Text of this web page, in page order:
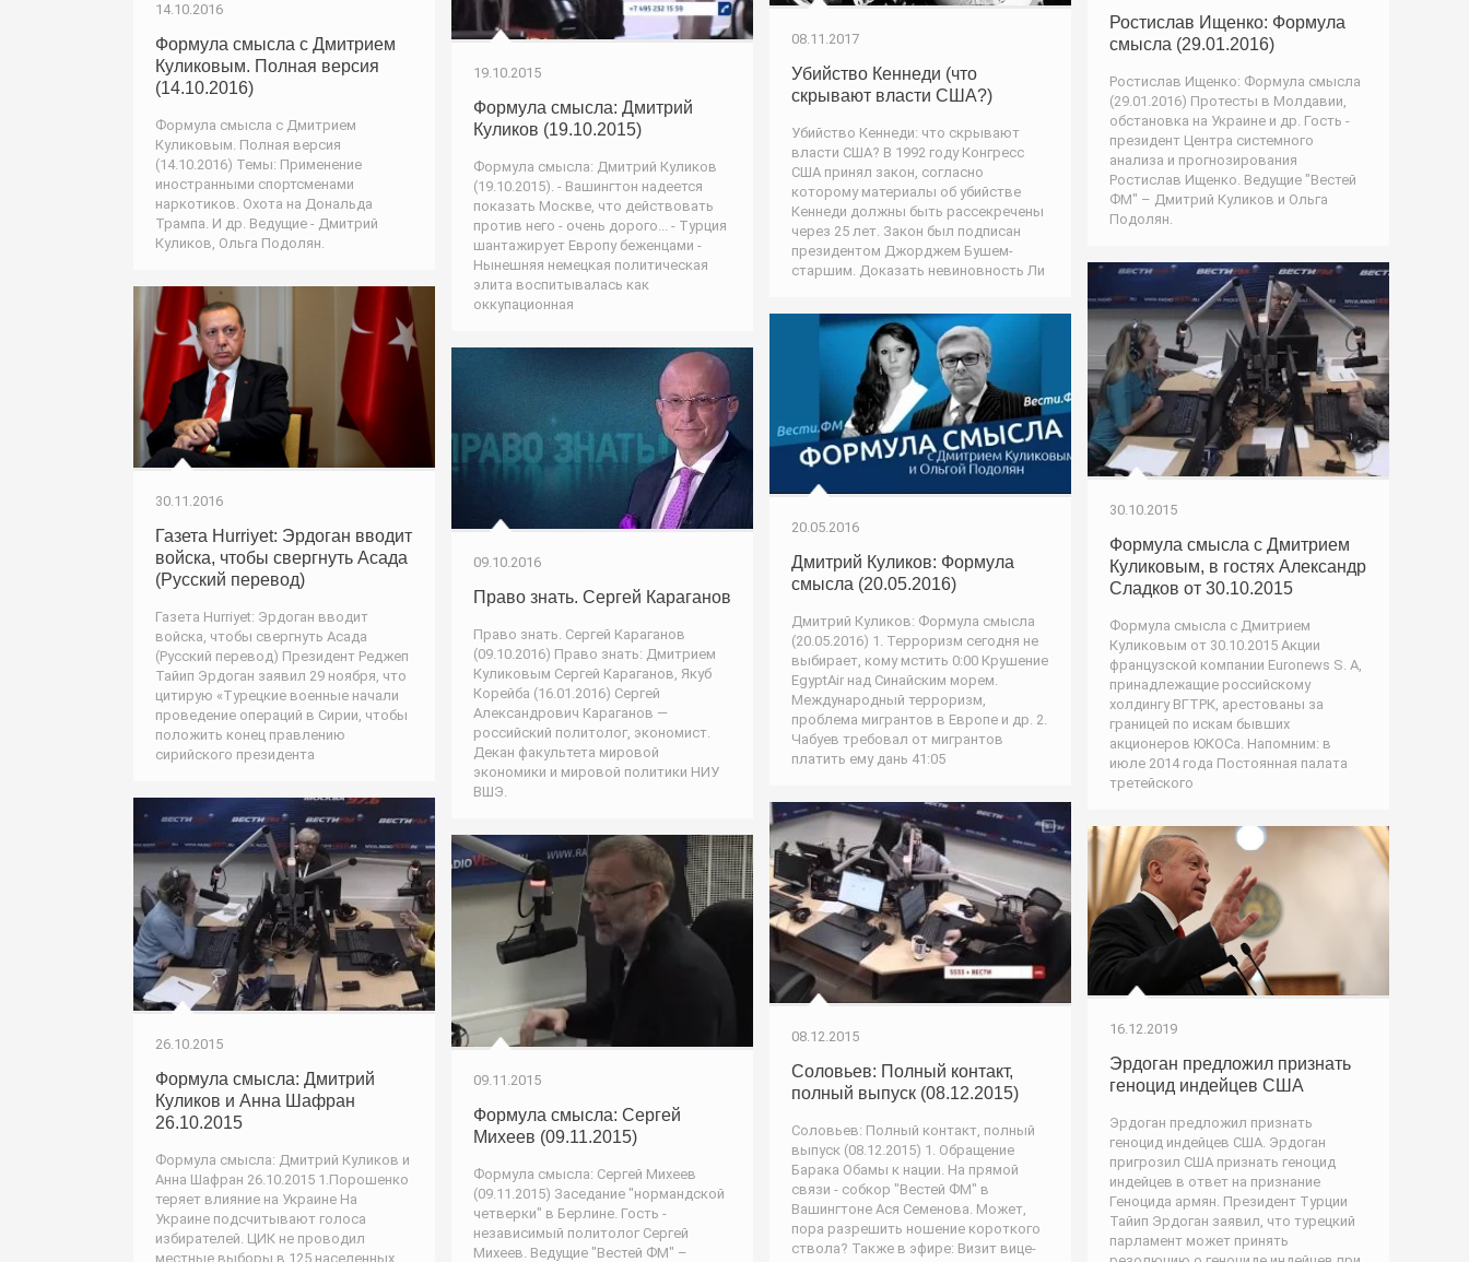
Ростислав Ищенко: Формула
смысла (29.01.2016)
Ростислав Ищенко: Формула смысла
(29.01.2016) Протесты в Молдавии,
обстановка на Украине и др. Гость -
президент Центра системного
анализа и прогнозирования
Ростислав Ищенко. Ведущие "Вестей
ФМ" – Дмитрий Куликов и Ольга
Подолян.
14.10.2016
Формула смысла с Дмитрием
Куликовым. Полная версия
(14.10.2016)
Формула смысла с Дмитрием
Куликовым. Полная версия
(14.10.2016) Темы: Применение
иностранными спортсменами
наркотиков. Охота на Дональда
Трампа. И др. Ведущие - Дмитрий
Куликов, Ольга Подолян.
19.10.2015
Формула смысла: Дмитрий
Куликов (19.10.2015)
Формула смысла: Дмитрий Куликов
(19.10.2015). - Вашингтон надеется
показать Москве, что действовать
против него - очень дорого... - Турция
шантажирует Европу беженцами -
Нынешняя немецкая политическая
элита воспитывалась как
оккупационная
08.11.2017
Убийство Кеннеди (что
скрывают власти США?)
Убийство Кеннеди: что скрывают
власти США? В 1992 году Конгресс
США принял закон, согласно
которому материалы об убийстве
Кеннеди должны быть рассекречены
через 25 лет. Закон был подписан
президентом Джорджем Бушем-
старшим. Доказать невиновность Ли
30.10.2015
Формула смысла с Дмитрием
Куликовым, в гостях Александр
Сладков от 30.10.2015
Формула смысла с Дмитрием
Куликовым от 30.10.2015 Акции
французской компании Euronews S. A,
принадлежащие российскому
холдингу ВГТРК, арестованы за
границей по искам бывших
акционеров ЮКОСа. Напомним: в
июле 2014 года Постоянная палата
третейского
30.11.2016
Газета Hurriyet: Эрдоган вводит
войска, чтобы свергнуть Асада
(Русский перевод)
Газета Hurriyet: Эрдоган вводит
войска, чтобы свергнуть Асада
(Русский перевод) Президент Реджеп
Тайип Эрдоган заявил 29 ноября, что
цитирую «Турецкие военные начали
проведение операций в Сирии, чтобы
положить конец правлению
сирийского президента
20.05.2016
Дмитрий Куликов: Формула
смысла (20.05.2016)
Дмитрий Куликов: Формула смысла
(20.05.2016) 1. Терроризм сегодня не
выбирает, кому мстить 0:00 Крушение
EgyptAir над Синайским морем.
Международный терроризм,
проблема мигрантов в Европе и др. 2.
Чабуев требовал от мигрантов
платить ему дань 41:05
09.10.2016
Право знать. Сергей Караганов
Право знать. Сергей Караганов
(09.10.2016) Право знать: Дмитрием
Куликовым Сергей Караганов, Якуб
Корейба (16.01.2016) Сергей
Александрович Караганов —
российский политолог, экономист.
Декан факультета мировой
экономики и мировой политики НИУ
ВШЭ.
26.10.2015
Формула смысла: Дмитрий
Куликов и Анна Шафран
26.10.2015
Формула смысла: Дмитрий Куликов и
Анна Шафран 26.10.2015 1.Порошенко
теряет влияние на Украине На
Украине подсчитывают голоса
избирателей. ЦИК не проводил
местные выборы в 125 населенных
08.12.2015
Соловьев: Полный контакт,
полный выпуск (08.12.2015)
Соловьев: Полный контакт, полный
выпуск (08.12.2015) 1. Обращение
Барака Обамы к нации. На прямой
связи - собкор "Вестей ФМ" в
Вашингтоне Ася Семенова. Может,
пора разрешить ношение короткого
ствола? Также в эфире: Визит вице-
16.12.2019
Эрдоган предложил признать
геноцид индейцев США
Эрдоган предложил признать
геноцид индейцев США. Эрдоган
пригрозил США признать геноцид
индейцев в ответ на признание
Геноцида армян. Президент Турции
Тайип Эрдоган заявил, что турецкий
парламент может принять
09.11.2015
Формула смысла: Сергей
Михеев (09.11.2015)
Формула смысла: Сергей Михеев
(09.11.2015) Заседание "нормандской
четверки" в Берлине. Гость -
независимый политолог Сергей
Михеев. Ведущие "Вестей ФМ" –